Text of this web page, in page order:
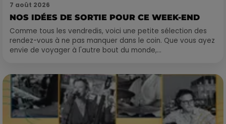
7 août 2026
NOS IDÉES DE SORTIE POUR CE WEEK-END
Comme tous les vendredis, voici une petite sélection des
rendez-vous à ne pas manquer dans le coin. Que vous ayez
envie de voyager à l'autre bout du monde,...